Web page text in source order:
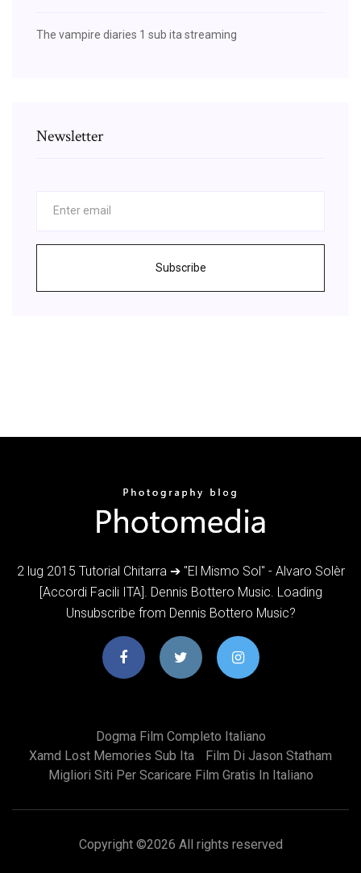
The vampire diaries 1 sub ita streaming
Newsletter
Subscribe
2 lug 2015 Tutorial Chitarra ➔ "El Mismo Sol" - Alvaro Solèr
[Accordi Facili ITA]. Dennis Bottero Music. Loading
Unsubscribe from Dennis Bottero Music?
Dogma Film Completo Italiano
Xamd Lost Memories Sub Ita
Film Di Jason Statham
Migliori Siti Per Scaricare Film Gratis In Italiano
Copyright ©2026 All rights reserved